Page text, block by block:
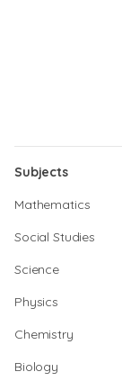
Subjects
Mathematics
Social Studies
Science
Physics
Chemistry
Biology